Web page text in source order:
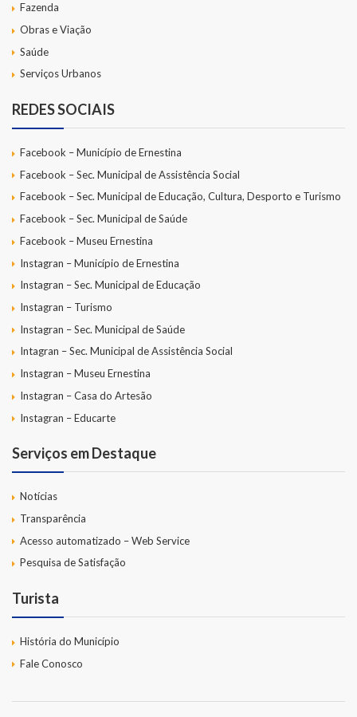
Fazenda
Obras e Viação
Saúde
Serviços Urbanos
REDES SOCIAIS
Facebook – Município de Ernestina
Facebook – Sec. Municipal de Assistência Social
Facebook – Sec. Municipal de Educação, Cultura, Desporto e Turismo
Facebook – Sec. Municipal de Saúde
Facebook – Museu Ernestina
Instagran – Município de Ernestina
Instagran – Sec. Municipal de Educação
Instagran – Turismo
Instagran – Sec. Municipal de Saúde
Intagran – Sec. Municipal de Assistência Social
Instagran – Museu Ernestina
Instagran – Casa do Artesão
Instagran – Educarte
Serviços em Destaque
Notícias
Transparência
Acesso automatizado – Web Service
Pesquisa de Satisfação
Turista
História do Município
Fale Conosco